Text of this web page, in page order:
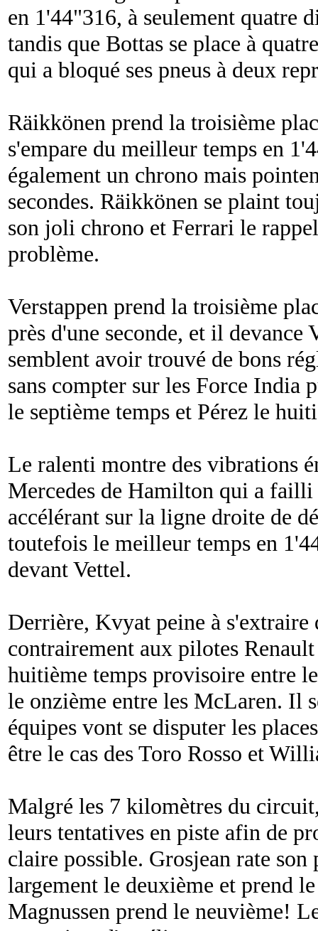
en 1'44"316, à seulement quatre
tandis que Bottas se place à
qui a bloqué ses pneus à deux
Räikkönen prend la troisième
s'empare du meilleur temps en
également un chrono mais
secondes. Räikkönen se plaint
son joli chrono et Ferrari le
problème.
Verstappen prend la troisième
près d'une seconde, et il devance
semblent avoir trouvé de bons
sans compter sur les Force India
le septième temps et Pérez le
Le ralenti montre des vibrations
Mercedes de Hamilton qui a failli
accélérant sur la ligne droite de
toutefois le meilleur temps en
devant Vettel.
Derrière, Kvyat peine à s'extraire
contrairement aux pilotes
huitième temps provisoire entre
le onzième entre les McLaren. Il
équipes vont se disputer les
être le cas des Toro Rosso et
Malgré les 7 kilomètres du
leurs tentatives en piste afin de
claire possible. Grosjean rate
largement le deuxième et prend
Magnussen prend le neuvième!